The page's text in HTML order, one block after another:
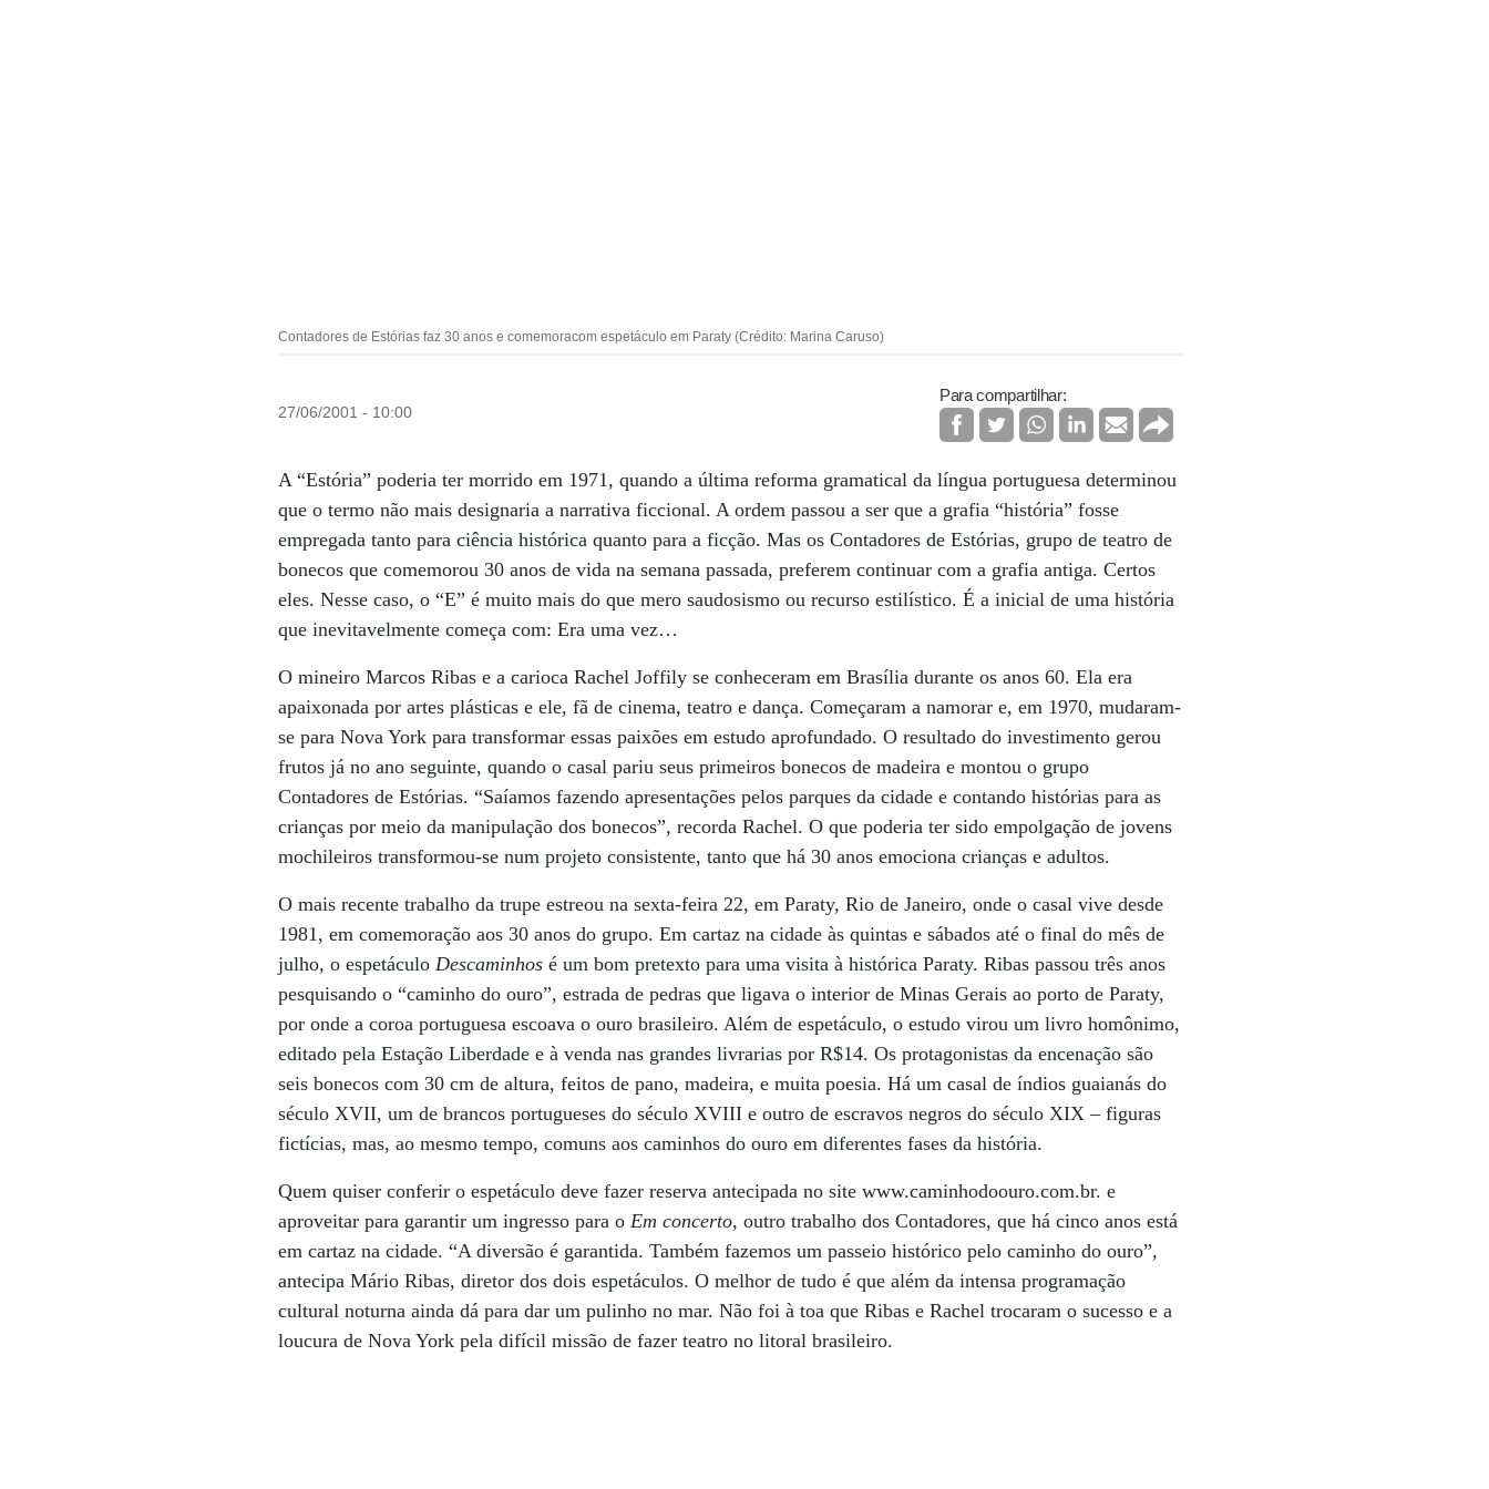
Contadores de Estórias faz 30 anos e comemoracom espetáculo em Paraty (Crédito: Marina Caruso)
27/06/2001 - 10:00
Para compartilhar:
A “Estória” poderia ter morrido em 1971, quando a última reforma gramatical da língua portuguesa determinou
que o termo não mais designaria a narrativa ficcional. A ordem passou a ser que a grafia “história” fosse
empregada tanto para ciência histórica quanto para a ficção. Mas os Contadores de Estórias, grupo de teatro de
bonecos que comemorou 30 anos de vida na semana passada, preferem continuar com a grafia antiga. Certos
eles. Nesse caso, o “E” é muito mais do que mero saudosismo ou recurso estilístico. É a inicial de uma história
que inevitavelmente começa com: Era uma vez…
O mineiro Marcos Ribas e a carioca Rachel Joffily se conheceram em Brasília durante os anos 60. Ela era
apaixonada por artes plásticas e ele, fã de cinema, teatro e dança. Começaram a namorar e, em 1970, mudaram-
se para Nova York para transformar essas paixões em estudo aprofundado. O resultado do investimento gerou
frutos já no ano seguinte, quando o casal pariu seus primeiros bonecos de madeira e montou o grupo
Contadores de Estórias. “Saíamos fazendo apresentações pelos parques da cidade e contando histórias para as
crianças por meio da manipulação dos bonecos”, recorda Rachel. O que poderia ter sido empolgação de jovens
mochileiros transformou-se num projeto consistente, tanto que há 30 anos emociona crianças e adultos.
O mais recente trabalho da trupe estreou na sexta-feira 22, em Paraty, Rio de Janeiro, onde o casal vive desde
1981, em comemoração aos 30 anos do grupo. Em cartaz na cidade às quintas e sábados até o final do mês de
julho, o espetáculoDescaminhos é um bom pretexto para uma visita à histórica Paraty. Ribas passou três anos
pesquisando o “caminho do ouro”, estrada de pedras que ligava o interior de Minas Gerais ao porto de Paraty,
por onde a coroa portuguesa escoava o ouro brasileiro. Além de espetáculo, o estudo virou um livro homônimo,
editado pela Estação Liberdade e à venda nas grandes livrarias por R$14. Os protagonistas da encenação são
seis bonecos com 30 cm de altura, feitos de pano, madeira, e muita poesia. Há um casal de índios guaianás do
século XVII, um de brancos portugueses do século XVIII e outro de escravos negros do século XIX – figuras
fictícias, mas, ao mesmo tempo, comuns aos caminhos do ouro em diferentes fases da história.
Quem quiser conferir o espetáculo deve fazer reserva antecipada no site www.caminhodoouro.com.br. e
aproveitar para garantir um ingresso para oEm concerto, outro trabalho dos Contadores, que há cinco anos está
em cartaz na cidade. “A diversão é garantida. Também fazemos um passeio histórico pelo caminho do ouro”,
antecipa Mário Ribas, diretor dos dois espetáculos. O melhor de tudo é que além da intensa programação
cultural noturna ainda dá para dar um pulinho no mar. Não foi à toa que Ribas e Rachel trocaram o sucesso e a
loucura de Nova York pela difícil missão de fazer teatro no litoral brasileiro.